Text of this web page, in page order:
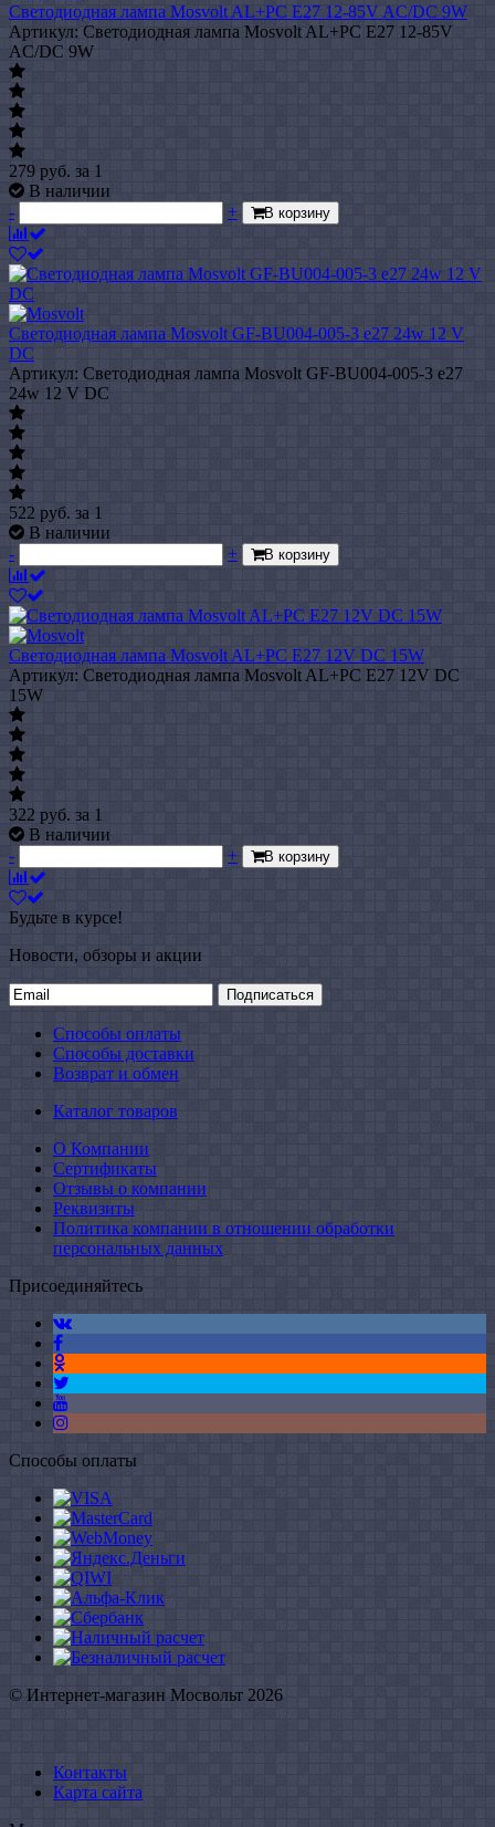
Светодиодная лампа Mosvolt AL+PC E27 12-85V AC/DC 9W
Артикул: Светодиодная лампа Mosvolt AL+PC E27 12-85V
AC/DC 9W
279 руб. за 1
В наличии
-
+ В корзину
Светодиодная лампа Mosvolt GF-BU004-005-3 e27 24w 12 V
DC
Артикул: Светодиодная лампа Mosvolt GF-BU004-005-3 e27
24w 12 V DC
522 руб. за 1
В наличии
-
+ В корзину
Светодиодная лампа Mosvolt AL+PC E27 12V DC 15W
Артикул: Светодиодная лампа Mosvolt AL+PC E27 12V DC
15W
322 руб. за 1
В наличии
-
+ В корзину
Будьте в курсе!
Новости, обзоры и акции
Подписаться
Способы оплаты
Способы доставки
Возврат и обмен
Каталог товаров
О Компании
Сертификаты
Отзывы о компании
Реквизиты
Политика компании в отношении обработки
персональных данных
Присоединяйтесь
Способы оплаты
© Интернет-магазин Мосвольт 2026
Контакты
Карта сайта